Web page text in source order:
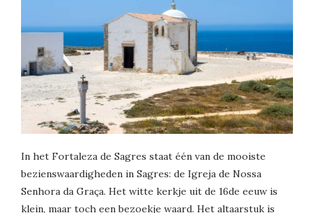
In het Fortaleza de Sagres staat één van de mooiste
bezienswaardigheden in Sagres: de Igreja de Nossa
Senhora da Graça. Het witte kerkje uit de 16de eeuw is
klein, maar toch een bezoekje waard. Het altaarstuk is